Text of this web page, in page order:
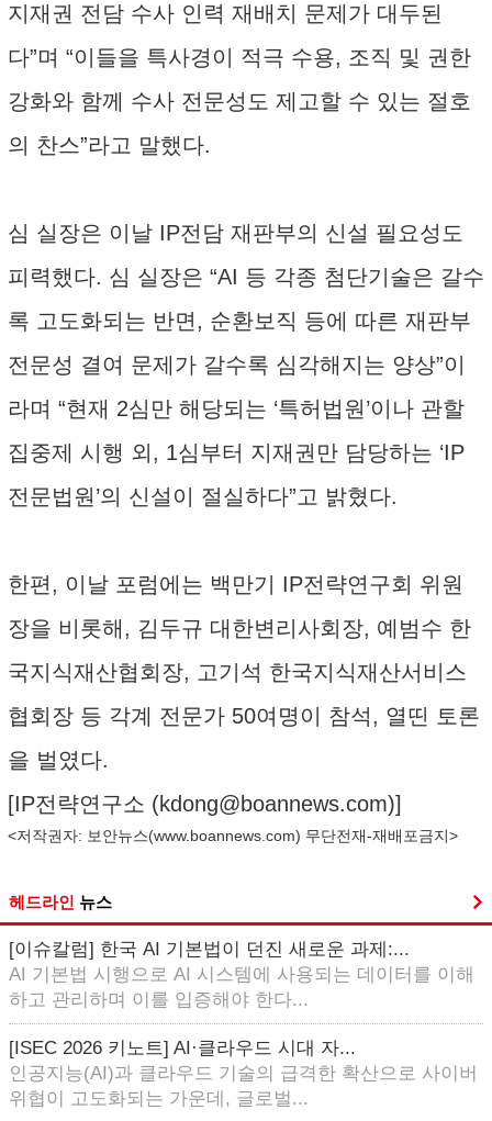
지재권 전담 수사 인력 재배치 문제가 대두된
다”며 “이들을 특사경이 적극 수용, 조직 및 권한
강화와 함께 수사 전문성도 제고할 수 있는 절호
의 찬스”라고 말했다.
심 실장은 이날 IP전담 재판부의 신설 필요성도
피력했다. 심 실장은 “AI 등 각종 첨단기술은 갈수
록 고도화되는 반면, 순환보직 등에 따른 재판부
전문성 결여 문제가 갈수록 심각해지는 양상”이
라며 “현재 2심만 해당되는 ‘특허법원’이나 관할
집중제 시행 외, 1심부터 지재권만 담당하는 ‘IP
전문법원’의 신설이 절실하다”고 밝혔다.
한편, 이날 포럼에는 백만기 IP전략연구회 위원
장을 비롯해, 김두규 대한변리사회장, 예범수 한
국지식재산협회장, 고기석 한국지식재산서비스
협회장 등 각계 전문가 50여명이 참석, 열띤 토론
을 벌였다.
[IP전략연구소 (kdong@boannews.com)]
<저작권자: 보안뉴스(www.boannews.com) 무단전재-재배포금지>
헤드라인 뉴스
[이슈칼럼] 한국 AI 기본법이 던진 새로운 과제:...
AI 기본법 시행으로 AI 시스템에 사용되는 데이터를 이해
하고 관리하며 이를 입증해야 한다...
[ISEC 2026 키노트] AI·클라우드 시대 자...
인공지능(AI)과 클라우드 기술의 급격한 확산으로 사이버
위협이 고도화되는 가운데, 글로벌...